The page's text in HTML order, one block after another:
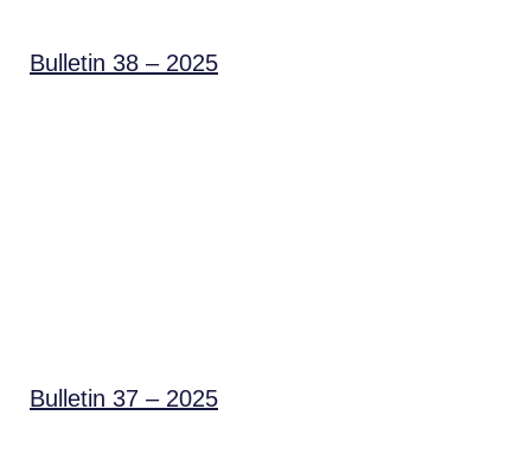
Bulletin 38 – 2025
Bulletin 37 – 2025